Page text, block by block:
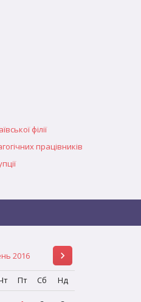
філії
працівників
2016
Пт Сб Нд